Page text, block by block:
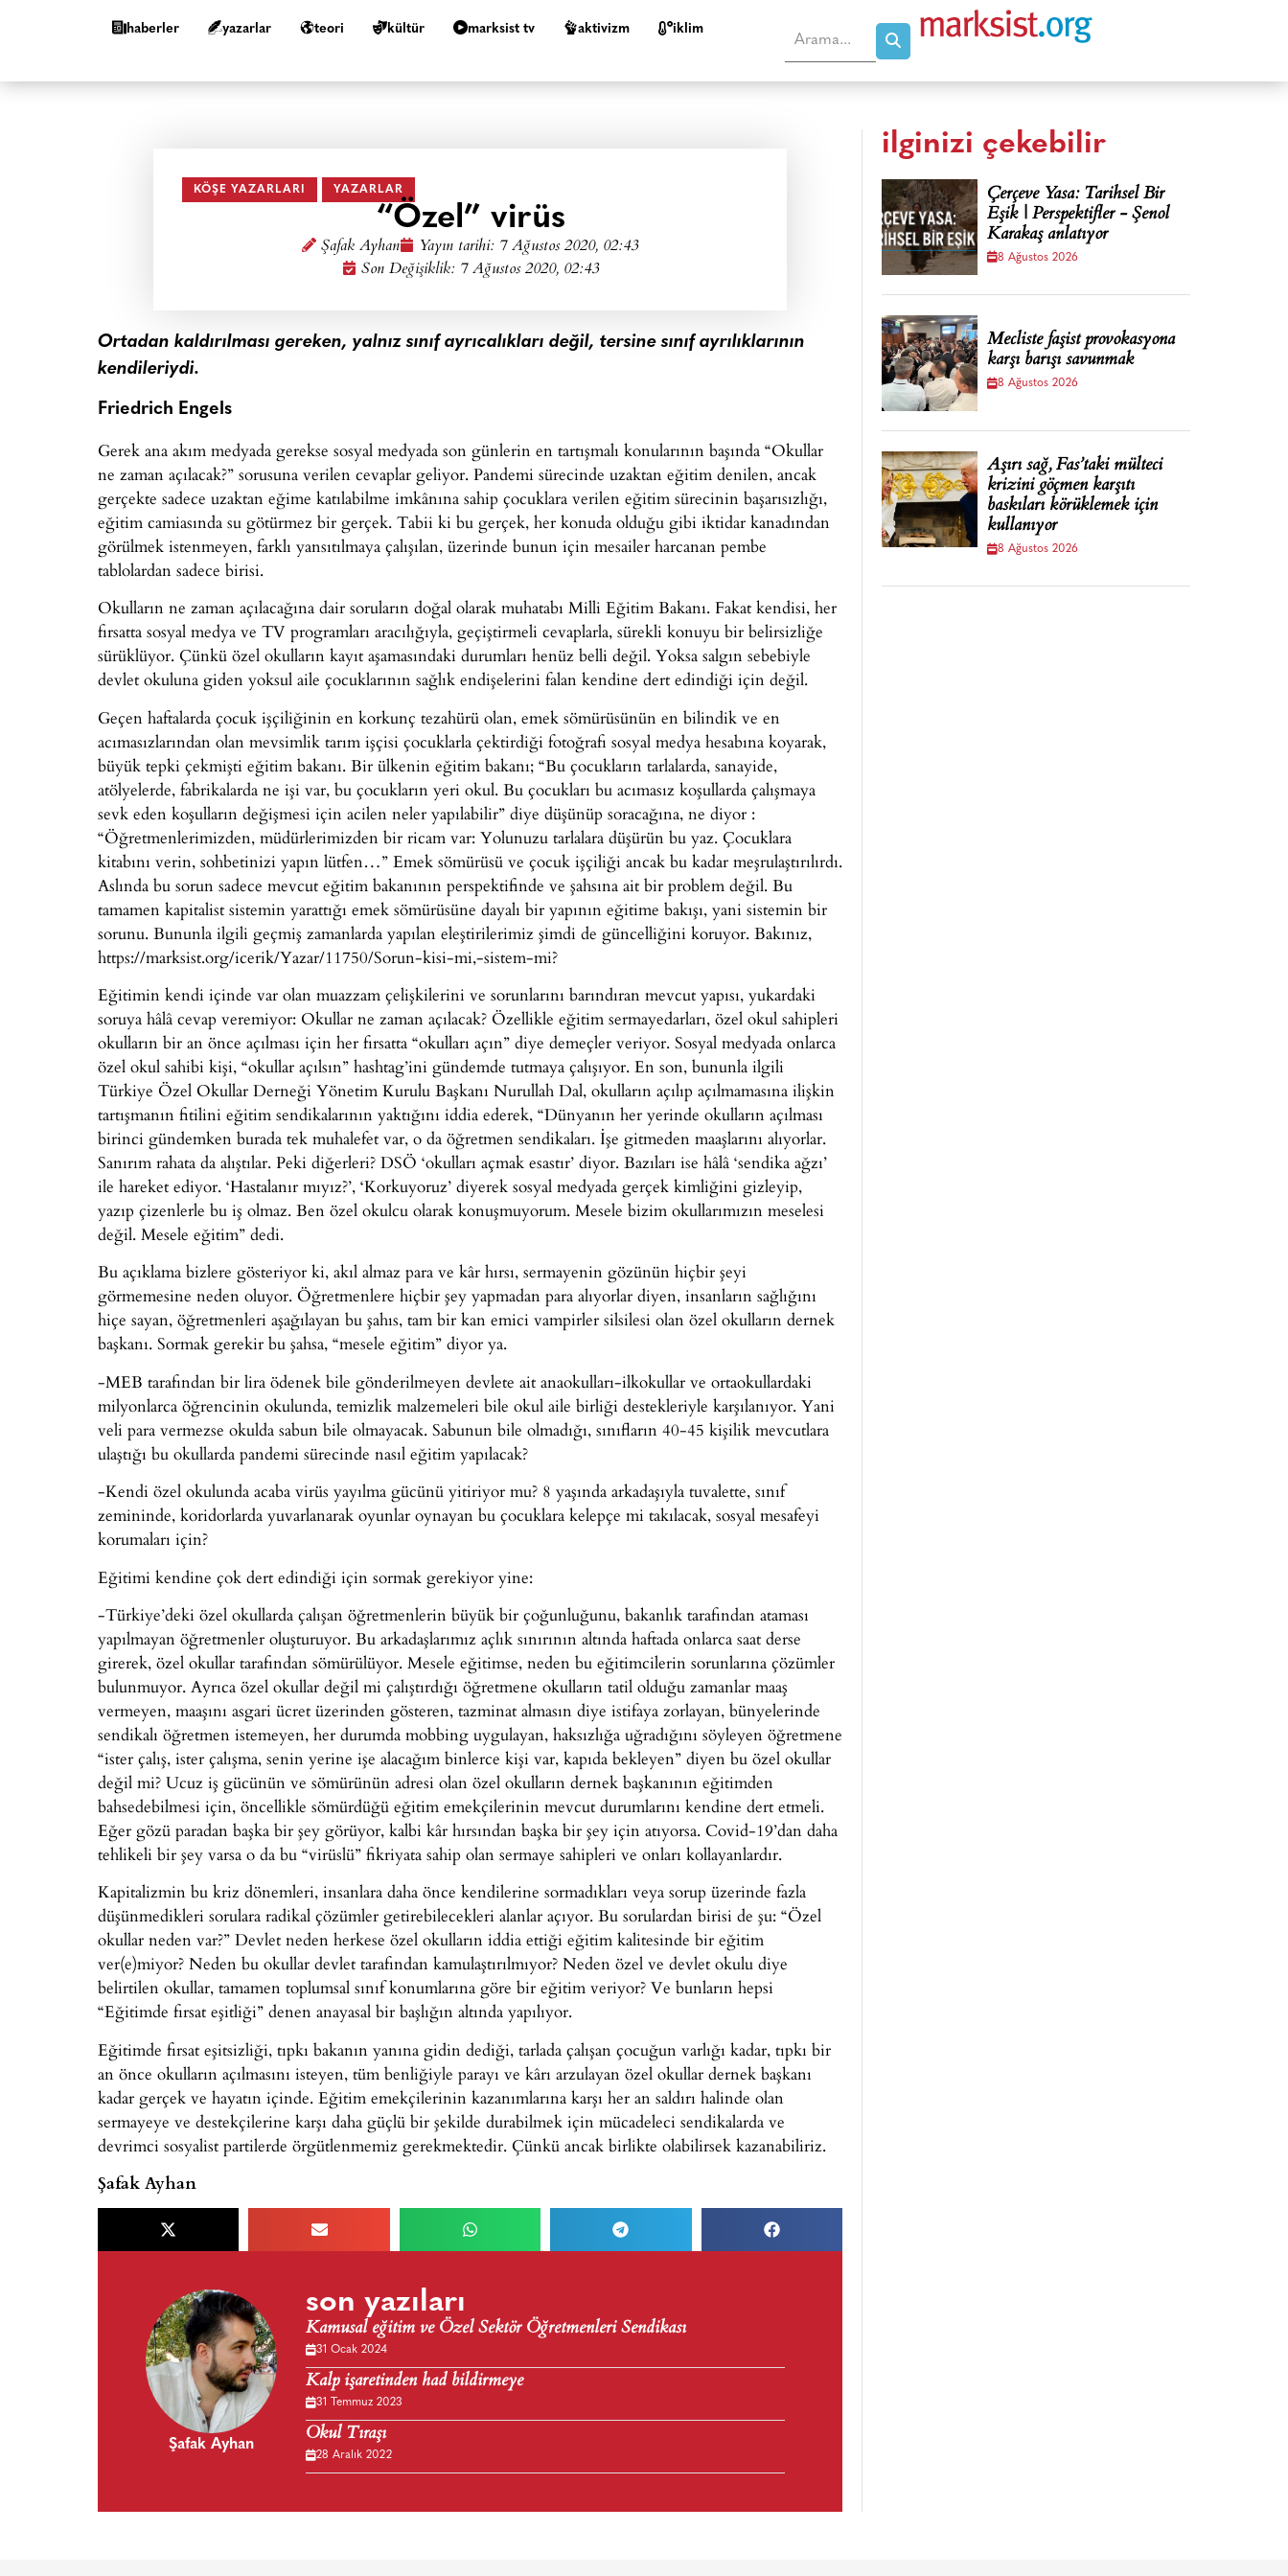
haberler yazarlar teori kültür marksist tv aktivizm i̇klim
KÖŞE YAZARLARI YAZARLAR
“Özel” virüs
Şafak Ayhan Yayın tarihi: 7 Ağustos 2020, 02:43
Son Değişiklik: 7 Ağustos 2020, 02:43
Ortadan kaldırılması gereken, yalnız sınıf ayrıcalıkları değil, tersine sınıf ayrılıklarının
kendileriydi.
Friedrich Engels
Gerek ana akım medyada gerekse sosyal medyada son günlerin en tartışmalı konularının başında “Okullar
ne zaman açılacak?” sorusuna verilen cevaplar geliyor. Pandemi sürecinde uzaktan eğitim denilen, ancak
gerçekte sadece uzaktan eğime katılabilme imkânına sahip çocuklara verilen eğitim sürecinin başarısızlığı,
eğitim camiasında su götürmez bir gerçek. Tabii ki bu gerçek, her konuda olduğu gibi iktidar kanadından
görülmek istenmeyen, farklı yansıtılmaya çalışılan, üzerinde bunun için mesailer harcanan pembe
tablolardan sadece birisi.
Okulların ne zaman açılacağına dair soruların doğal olarak muhatabı Milli Eğitim Bakanı. Fakat kendisi, her
fırsatta sosyal medya ve TV programları aracılığıyla, geçiştirmeli cevaplarla, sürekli konuyu bir belirsizliğe
sürüklüyor. Çünkü özel okulların kayıt aşamasındaki durumları henüz belli değil. Yoksa salgın sebebiyle
devlet okuluna giden yoksul aile çocuklarının sağlık endişelerini falan kendine dert edindiği için değil.
Geçen haftalarda çocuk işçiliğinin en korkunç tezahürü olan, emek sömürüsünün en bilindik ve en
acımasızlarından olan mevsimlik tarım işçisi çocuklarla çektirdiği fotoğrafı sosyal medya hesabına koyarak,
büyük tepki çekmişti eğitim bakanı. Bir ülkenin eğitim bakanı; “Bu çocukların tarlalarda, sanayide,
atölyelerde, fabrikalarda ne işi var, bu çocukların yeri okul. Bu çocukları bu acımasız koşullarda çalışmaya
sevk eden koşulların değişmesi için acilen neler yapılabilir” diye düşünüp soracağına, ne diyor :
“Öğretmenlerimizden, müdürlerimizden bir ricam var: Yolunuzu tarlalara düşürün bu yaz. Çocuklara
kitabını verin, sohbetinizi yapın lütfen…” Emek sömürüsü ve çocuk işçiliği ancak bu kadar meşrulaştırılırdı.
Aslında bu sorun sadece mevcut eğitim bakanının perspektifinde ve şahsına ait bir problem değil. Bu
tamamen kapitalist sistemin yarattığı emek sömürüsüne dayalı bir yapının eğitime bakışı, yani sistemin bir
sorunu. Bununla ilgili geçmiş zamanlarda yapılan eleştirilerimiz şimdi de güncelliğini koruyor. Bakınız,
https://marksist.org/icerik/Yazar/11750/Sorun-kisi-mi,-sistem-mi?
Eğitimin kendi içinde var olan muazzam çelişkilerini ve sorunlarını barındıran mevcut yapısı, yukardaki
soruya hâlâ cevap veremiyor: Okullar ne zaman açılacak? Özellikle eğitim sermayedarları, özel okul sahipleri
okulların bir an önce açılması için her fırsatta “okulları açın” diye demeçler veriyor. Sosyal medyada onlarca
özel okul sahibi kişi, “okullar açılsın” hashtag’ini gündemde tutmaya çalışıyor. En son, bununla ilgili
Türkiye Özel Okullar Derneği Yönetim Kurulu Başkanı Nurullah Dal, okulların açılıp açılmamasına ilişkin
tartışmanın fitilini eğitim sendikalarının yaktığını iddia ederek, “Dünyanın her yerinde okulların açılması
birinci gündemken burada tek muhalefet var, o da öğretmen sendikaları. İşe gitmeden maaşlarını alıyorlar.
Sanırım rahata da alıştılar. Peki diğerleri? DSÖ ‘okulları açmak esastır’ diyor. Bazıları ise hâlâ ‘sendika ağzı’
ile hareket ediyor. ‘Hastalanır mıyız?’, ‘Korkuyoruz’ diyerek sosyal medyada gerçek kimliğini gizleyip,
yazıp çizenlerle bu iş olmaz. Ben özel okulcu olarak konuşmuyorum. Mesele bizim okullarımızın meselesi
değil. Mesele eğitim” dedi.
Bu açıklama bizlere gösteriyor ki, akıl almaz para ve kâr hırsı, sermayenin gözünün hiçbir şeyi
görmemesine neden oluyor. Öğretmenlere hiçbir şey yapmadan para alıyorlar diyen, insanların sağlığını
hiçe sayan, öğretmenleri aşağılayan bu şahıs, tam bir kan emici vampirler silsilesi olan özel okulların dernek
başkanı. Sormak gerekir bu şahsa, “mesele eğitim” diyor ya.
-MEB tarafından bir lira ödenek bile gönderilmeyen devlete ait anaokulları-ilkokullar ve ortaokullardaki
milyonlarca öğrencinin okulunda, temizlik malzemeleri bile okul aile birliği destekleriyle karşılanıyor. Yani
veli para vermezse okulda sabun bile olmayacak. Sabunun bile olmadığı, sınıfların 40-45 kişilik mevcutlara
ulaştığı bu okullarda pandemi sürecinde nasıl eğitim yapılacak?
-Kendi özel okulunda acaba virüs yayılma gücünü yitiriyor mu? 8 yaşında arkadaşıyla tuvalette, sınıf
zemininde, koridorlarda yuvarlanarak oyunlar oynayan bu çocuklara kelepçe mi takılacak, sosyal mesafeyi
korumaları için?
Eğitimi kendine çok dert edindiği için sormak gerekiyor yine:
-Türkiye’deki özel okullarda çalışan öğretmenlerin büyük bir çoğunluğunu, bakanlık tarafından ataması
yapılmayan öğretmenler oluşturuyor. Bu arkadaşlarımız açlık sınırının altında haftada onlarca saat derse
girerek, özel okullar tarafından sömürülüyor. Mesele eğitimse, neden bu eğitimcilerin sorunlarına çözümler
bulunmuyor. Ayrıca özel okullar değil mi çalıştırdığı öğretmene okulların tatil olduğu zamanlar maaş
vermeyen, maaşını asgari ücret üzerinden gösteren, tazminat almasın diye istifaya zorlayan, bünyelerinde
sendikalı öğretmen istemeyen, her durumda mobbing uygulayan, haksızlığa uğradığını söyleyen öğretmene
“ister çalış, ister çalışma, senin yerine işe alacağım binlerce kişi var, kapıda bekleyen” diyen bu özel okullar
değil mi? Ucuz iş gücünün ve sömürünün adresi olan özel okulların dernek başkanının eğitimden
bahsedebilmesi için, öncellikle sömürdüğü eğitim emekçilerinin mevcut durumlarını kendine dert etmeli.
Eğer gözü paradan başka bir şey görüyor, kalbi kâr hırsından başka bir şey için atıyorsa. Covid-19’dan daha
tehlikeli bir şey varsa o da bu “virüslü” fikriyata sahip olan sermaye sahipleri ve onları kollayanlardır.
Kapitalizmin bu kriz dönemleri, insanlara daha önce kendilerine sormadıkları veya sorup üzerinde fazla
düşünmedikleri sorulara radikal çözümler getirebilecekleri alanlar açıyor. Bu sorulardan birisi de şu: “Özel
okullar neden var?” Devlet neden herkese özel okulların iddia ettiği eğitim kalitesinde bir eğitim
ver(e)miyor? Neden bu okullar devlet tarafından kamulaştırılmıyor? Neden özel ve devlet okulu diye
belirtilen okullar, tamamen toplumsal sınıf konumlarına göre bir eğitim veriyor? Ve bunların hepsi
“Eğitimde fırsat eşitliği” denen anayasal bir başlığın altında yapılıyor.
Eğitimde fırsat eşitsizliği, tıpkı bakanın yanına gidin dediği, tarlada çalışan çocuğun varlığı kadar, tıpkı bir
an önce okulların açılmasını isteyen, tüm benliğiyle parayı ve kârı arzulayan özel okullar dernek başkanı
kadar gerçek ve hayatın içinde. Eğitim emekçilerinin kazanımlarına karşı her an saldırı halinde olan
sermayeye ve destekçilerine karşı daha güçlü bir şekilde durabilmek için mücadeleci sendikalarda ve
devrimci sosyalist partilerde örgütlenmemiz gerekmektedir. Çünkü ancak birlikte olabilirsek kazanabiliriz.
Şafak Ayhan
Şafak Ayhan
son yazıları
Kamusal eğitim ve Özel Sektör Öğretmenleri Sendikası
31 Ocak 2024
Kalp işaretinden had bildirmeye
31 Temmuz 2023
Okul Tıraşı
28 Aralık 2022
ilginizi çekebilir
Çerçeve Yasa: Tarihsel Bir
Eşik | Perspektifler - Şenol
Karakaş anlatıyor
8 Ağustos 2026
Mecliste faşist provokasyona
karşı barışı savunmak
8 Ağustos 2026
Aşırı sağ, Fas’taki mülteci
krizini göçmen karşıtı
baskıları körüklemek için
kullanıyor
8 Ağustos 2026